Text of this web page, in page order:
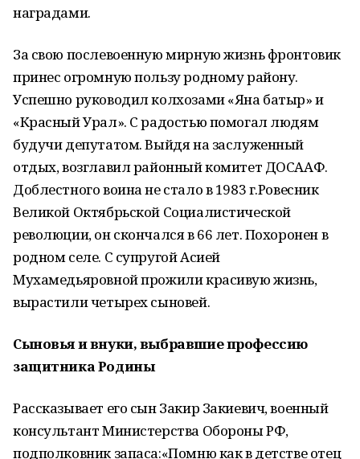
наградами.
За свою послевоенную мирную жизнь фронтовик
принес огромную пользу родному району.
Успешно руководил колхозами «Яна батыр» и
«Красный Урал». С радостью помогал людям
будучи депутатом. Выйдя на заслуженный
отдых, возглавил районный комитет ДОСААФ.
Доблестного воина не стало в 1983 г.Ровесник
Великой Октябрьской Социалистической
революции, он скончался в 66 лет. Похоронен в
родном селе. С супругой Асией
Мухамедьяровной прожили красивую жизнь,
вырастили четырех сыновей.
Сыновья и внуки, выбравшие профессию
защитника Родины
Рассказывает его сын Закир Закиевич, военный
консультант Министерства Обороны РФ,
подполковник запаса:«Помню как в детстве отец